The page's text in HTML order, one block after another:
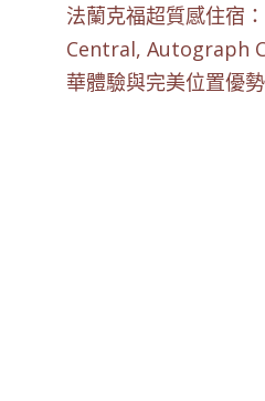
法蘭克福超質感住宿
Central, Autograph
華體驗與完美位置優勢